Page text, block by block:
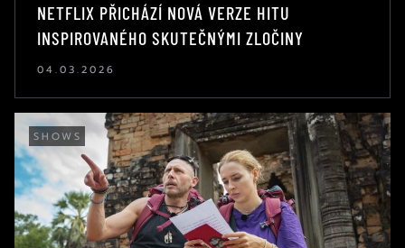
NETFLIX PŘICHÁZÍ NOVÁ VERZE HITU
INSPIROVANÉHO SKUTEČNÝMI ZLOČINY
04.03.2026
SHOWS